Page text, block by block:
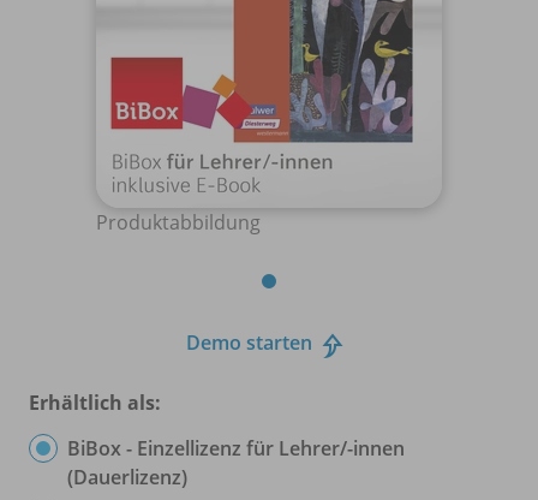
Produktabbildung
Demo starten
Erhältlich als:
BiBox - Einzellizenz für Lehrer/-innen
(Dauerlizenz)